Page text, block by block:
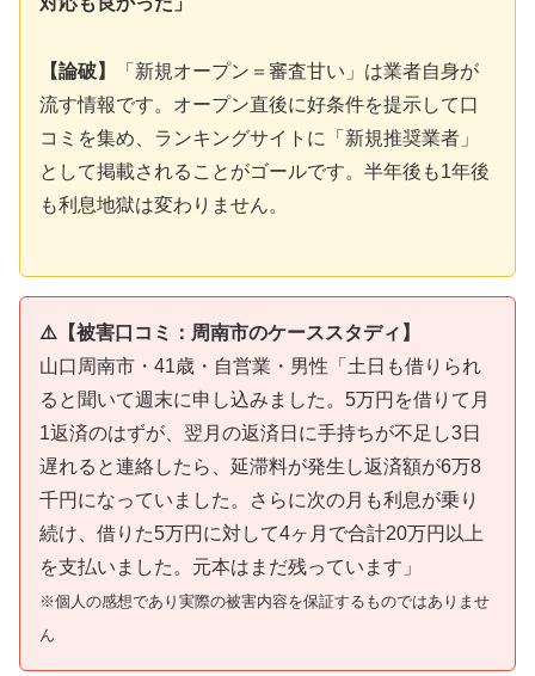
【論破】
「新規オープン＝審査甘い」は業者自身が
流す情報です。オープン直後に好条件を提示して口
コミを集め、ランキングサイトに「新規推奨業者」
として掲載されることがゴールです。半年後も1年後
も利息地獄は変わりません。
⚠️【被害口コミ：周南市のケーススタディ】
山口周南市・41歳・自営業・男性「土日も借りられ
ると聞いて週末に申し込みました。5万円を借りて月
1返済のはずが、翌月の返済日に手持ちが不足し3日
遅れると連絡したら、延滞料が発生し返済額が6万8
千円になっていました。さらに次の月も利息が乗り
続け、借りた5万円に対して4ヶ月で合計20万円以上
を支払いました。元本はまだ残っています」
※個人の感想であり実際の被害内容を保証するものではありませ
ん